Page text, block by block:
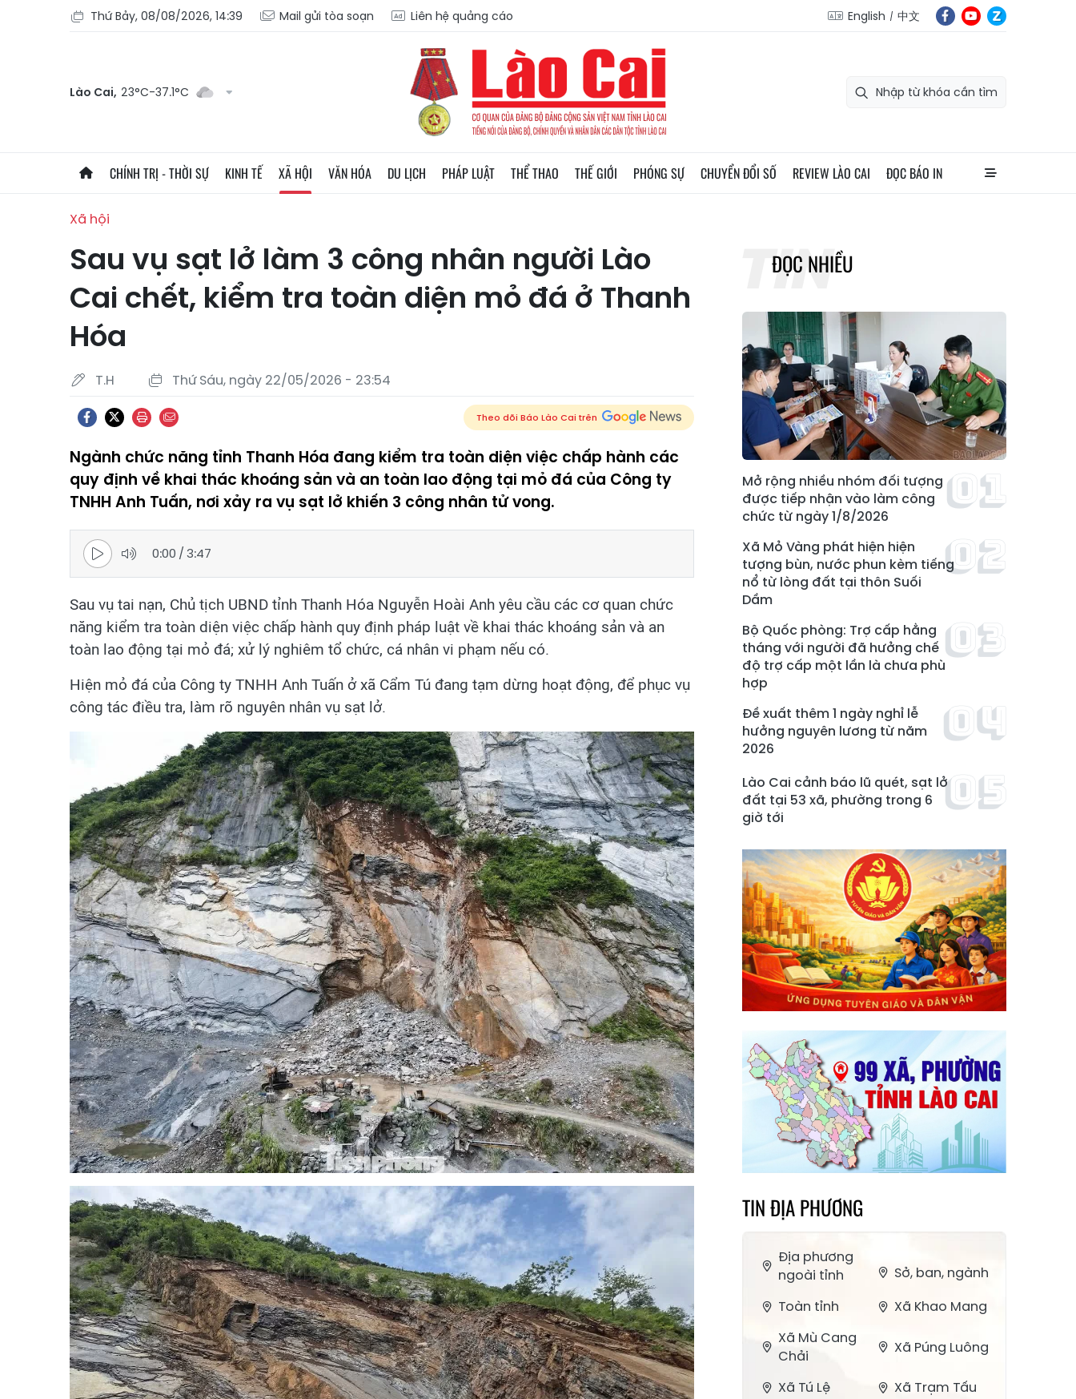
Thứ Bảy, 08/08/2026, 14:39 Mail gửi tòa soạn Liên hệ quảng cáo English 中文
Lào Cai, 23°C-37.1°C
CHÍNH TRỊ - THỜI SỰ KINH TẾ XÃ HỘI VĂN HÓA DU LỊCH PHÁP LUẬT THỂ THAO THẾ GIỚI PHÓNG SỰ CHUYỂN ĐỔI SỐ REVIEW LÀO CAI ĐỌC BÁO IN
Xã hội
Sau vụ sạt lở làm 3 công nhân người Lào
Cai chết, kiểm tra toàn diện mỏ đá ở Thanh
Hóa
T.H Thứ Sáu, ngày 22/05/2026 - 23:54
Theo dõi Báo Lào Cai trên
Ngành chức năng tỉnh Thanh Hóa đang kiểm tra toàn diện việc chấp hành các
quy định về khai thác khoáng sản và an toàn lao động tại mỏ đá của Công ty
TNHH Anh Tuấn, nơi xảy ra vụ sạt lở khiến 3 công nhân tử vong.
0:00 /3:47
Sau vụ tai nạn, Chủ tịch UBND tỉnh Thanh Hóa Nguyễn Hoài Anh yêu cầu các cơ quan chức
năng kiểm tra toàn diện việc chấp hành quy định pháp luật về khai thác khoáng sản và an
toàn lao động tại mỏ đá; xử lý nghiêm tổ chức, cá nhân vi phạm nếu có.
Hiện mỏ đá của Công ty TNHH Anh Tuấn ở xã Cẩm Tú đang tạm dừng hoạt động, để phục vụ
công tác điều tra, làm rõ nguyên nhân vụ sạt lở.
ĐỌC NHIỀU
Mở rộng nhiều nhóm đối tượng
được tiếp nhận vào làm công
chức từ ngày 1/8/2026
Xã Mỏ Vàng phát hiện hiện
tượng bùn, nước phun kèm tiếng
nổ từ lòng đất tại thôn Suối
Dầm
Bộ Quốc phòng: Trợ cấp hằng
tháng với người đã hưởng chế
độ trợ cấp một lần là chưa phù
hợp
Đề xuất thêm 1 ngày nghỉ lễ
hưởng nguyên lương từ năm
2026
Lào Cai cảnh báo lũ quét, sạt lở
đất tại 53 xã, phường trong 6
giờ tới
TIN ĐỊA PHƯƠNG
Địa phương
ngoài tỉnh
Sở, ban, ngành
Toàn tỉnh
Xã Khao Mang
Xã Mù Cang
Chải
Xã Púng Luông
Xã Tú Lệ
Xã Trạm Tấu